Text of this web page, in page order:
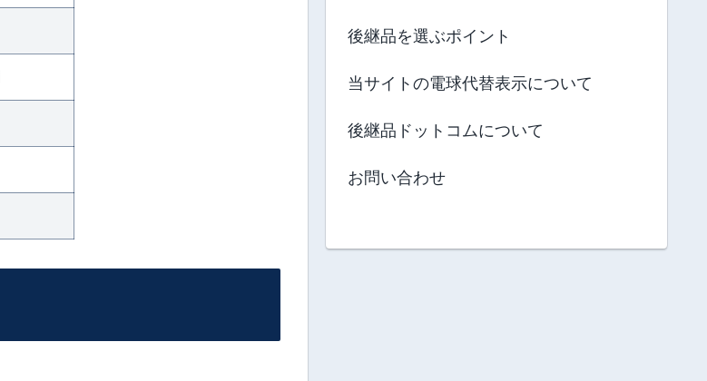
後継品を選ぶポイント
当サイトの電球代替表示について
後継品ドットコムについて
お問い合わせ